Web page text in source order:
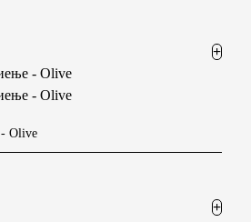
- Olive